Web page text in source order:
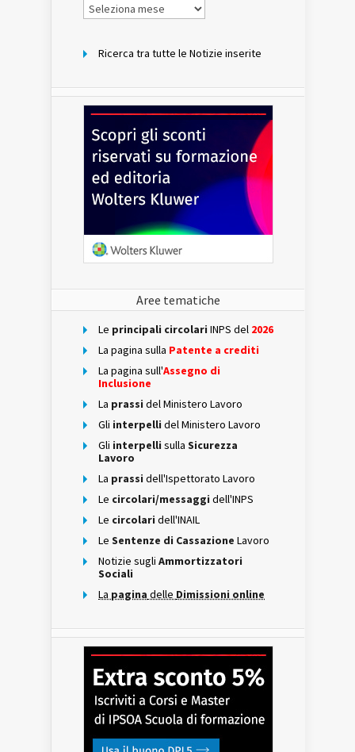
Notizie
per
Ricerca tra tutte le Notizie inserite
Aree tematiche
Le principali circolari INPS del 2026
La pagina sulla Patente a crediti
La pagina sull'Assegno di
Inclusione
La prassi del Ministero Lavoro
Gli interpelli del Ministero Lavoro
Gli interpelli sulla Sicurezza
Lavoro
La prassi dell'Ispettorato Lavoro
Le circolari/messaggi dell'INPS
Le circolari dell'INAIL
Le Sentenze di Cassazione Lavoro
Notizie sugli Ammortizzatori
Sociali
La pagina delle Dimissioni online